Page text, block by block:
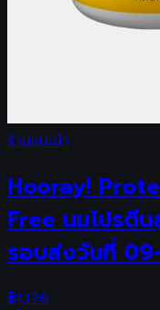
ร้านแนะนำ
Hooray!
Free นมโปรตี
รอบส่งวันที่
฿1,176